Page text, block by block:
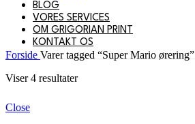
BLOG
VORES SERVICES
OM GRIGORIAN PRINT
KONTAKT OS
Forside Varer tagged “Super Mario ørering”
Viser 4 resultaterSorteret
Close